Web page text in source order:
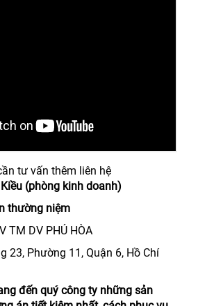
tư vấn thêm liên hệ
(phòng kinh doanh)
thường niệm
TM DV PHÚ HÒA
23, Phường 11, Quận 6, Hồ Chí
đến quý công ty những sản